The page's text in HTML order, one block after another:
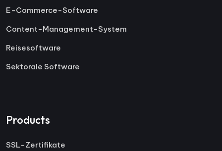
E-Commerce-Software
Content-Management-System
Reisesoftware
Sektorale Software
Products
SSL-Zertifikate